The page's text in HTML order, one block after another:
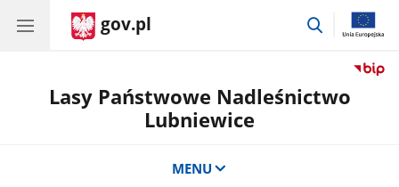
gov.pl
przejdź
Lasy Państwowe Nadleśnictwo
Lubniewice
MENU